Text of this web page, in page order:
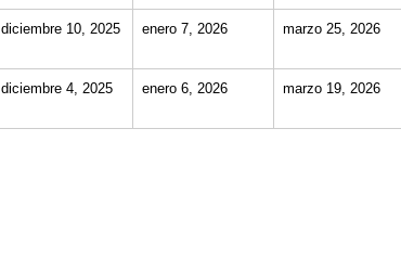
diciembre 10, 2025 enero 7, 2026 marzo 25, 2026
diciembre 4, 2025 enero 6, 2026 marzo 19, 2026